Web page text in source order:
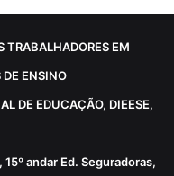
TRABALHADORES EM
ENSINO
DE EDUCAÇÃO, DIEESE,
andar Ed. Seguradoras,